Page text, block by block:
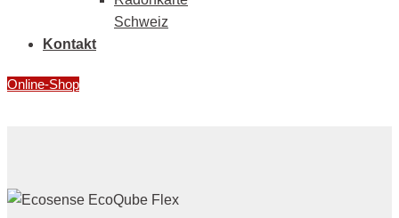
Schweiz
Kontakt
Online-Shop